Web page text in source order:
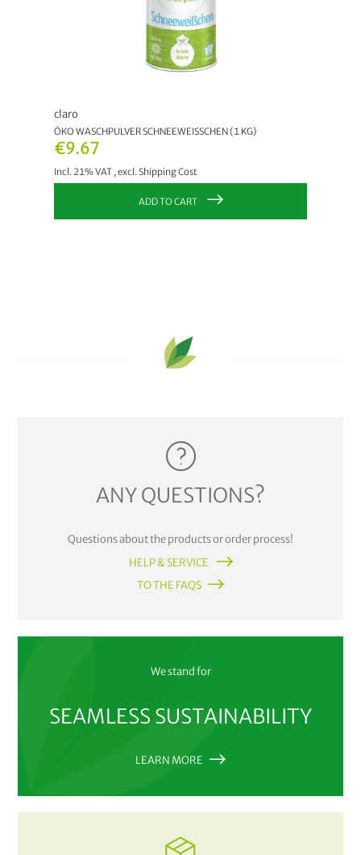
€9.67
Incl. 21% VAT ,excl.Shipping Cost
claro
ÖKO WASCHPULVER SCHNEEWEISSCHEN (1 KG)
ADD TO CART
ANY QUESTIONS?
Questions about the products or order process!
HELP & SERVICE
TO THE FAQS
We stand for
SEAMLESS SUSTAINABILITY
LEARN MORE